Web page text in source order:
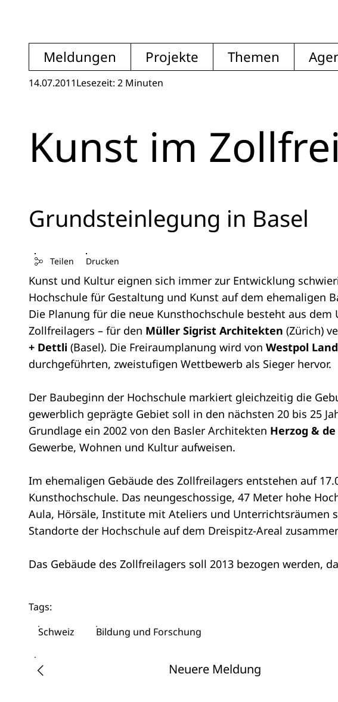
Meldungen Projekte Themen
14.07.2011Lesezeit: 2 Minuten
Kunst im
Grundsteinlegung in Basel
Teilen Drucken
Kunst und Kultur eignen sich immer zur Entwicklung
Hochschule für Gestaltung und Kunst auf dem ehemaligen
Die Planung für die neue Kunsthochschule besteht aus
Zollfreilagers – für den Müller Sigrist Architekten (Zürich)
+ Dettli (Basel). Die Freiraumplanung wird von Westpol
durchgeführten, zweistufigen Wettbewerb als Sieger hervor.
Der Baubeginn der Hochschule markiert gleichzeitig die
gewerblich geprägte Gebiet soll in den nächsten 20 bis 25
Grundlage ein 2002 von den Basler Architekten Herzog &
Gewerbe, Wohnen und Kultur aufweisen.
Im ehemaligen Gebäude des Zollfreilagers entstehen auf
Kunsthochschule. Das neungeschossige, 47 Meter hohe
Aula, Hörsäle, Institute mit Ateliers und Unterrichtsräumen
Standorte der Hochschule auf dem Dreispitz-Areal
Das Gebäude des Zollfreilagers soll 2013 bezogen werden,
Tags:
Schweiz
Bildung und Forschung
Neuere Meldung